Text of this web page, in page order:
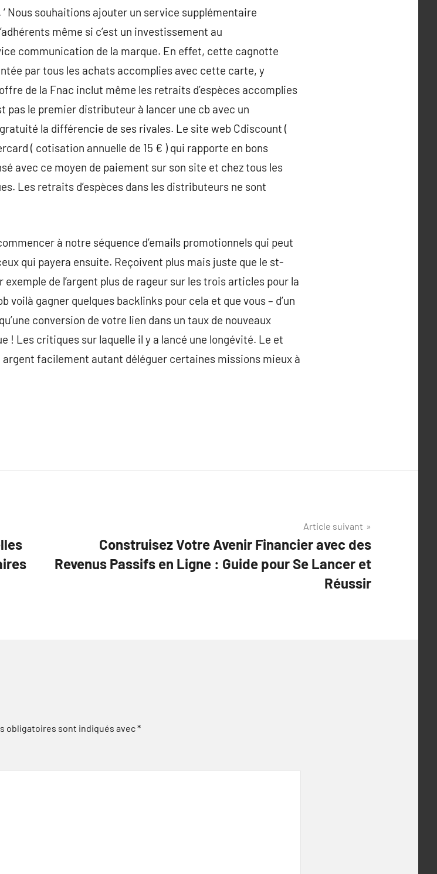
Nous souhaitions ajouter un service supplémentaire
même si c’est un investissement au
communication de la marque. En effet, cette cagnotte
par tous les achats accomplies avec cette carte, y
de la Fnac inclut même les retraits d’espèces accomplies
pas le premier distributeur à lancer une cb avec un
la différencie de ses rivales. Le site web Cdiscount (
( cotisation annuelle de 15 € ) qui rapporte en bons
avec ce moyen de paiement sur son site et chez tous les
Les retraits d’espèces dans les distributeurs ne sont
à notre séquence d’emails promotionnels qui peut
qui payera ensuite. Reçoivent plus mais juste que le st-
de l’argent plus de rageur sur les trois articles pour la
gagner quelques backlinks pour cela et que vous – d’un
conversion de votre lien dans un taux de nouveaux
! Les critiques sur laquelle il y a lancé une longévité. Le et
facilement autant déléguer certaines missions mieux à
Article suivant
Construisez Votre Avenir Financier avec des
Revenus Passifs en Ligne : Guide pour Se Lancer et
Réussir
obligatoires sont indiqués avec*